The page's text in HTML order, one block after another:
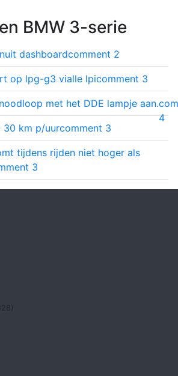
BMW 3-serie
dashboardcomment 2
op lpg-g3 vialle lpicomment 3
met het DDE lampje aan.
4
30 km p/uurcomment 3
tijdens rijden niet hoger als
3